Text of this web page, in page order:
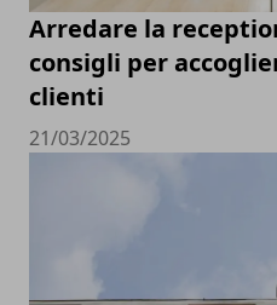
Arredare la
consigli per
clienti
21/03/2025